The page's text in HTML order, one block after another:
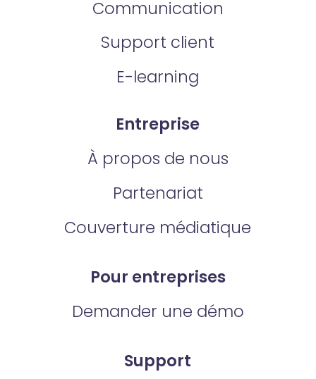
Communication
Support client
E-learning
Entreprise
À propos de nous
Partenariat
Couverture médiatique
Pour entreprises
Demander une démo
Support